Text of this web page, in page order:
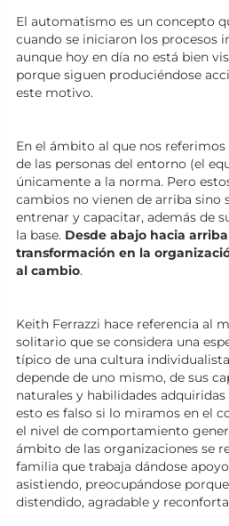
El automatismo es un concepto
cuando se iniciaron los procesos
aunque hoy en día no está bien
porque siguen produciéndose
este motivo.
En el ámbito al que nos referimos
de las personas del entorno (el
únicamente a la norma. Pero
cambios no vienen de arriba sino
entrenar y capacitar, además de
la base. Desde abajo hacia
transformación en la
al cambio.
Keith Ferrazzi hace referencia al
solitario que se considera una
típico de una cultura
depende de uno mismo, de sus
naturales y habilidades
esto es falso si lo miramos en el
el nivel de comportamiento
ámbito de las organizaciones se
familia que trabaja dándose
asistiendo, preocupándose
distendido, agradable y